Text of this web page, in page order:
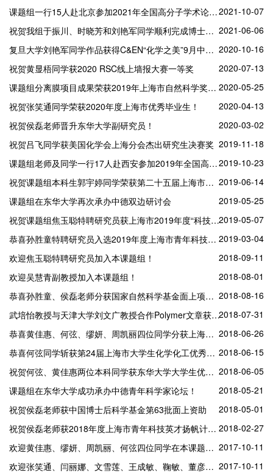
课题组一行15人赴北京参加2021年全国高分子学术论文报告会2021-10-07
祝贺我组于振川、时晓芳和刘艳军同学顺利完成博士学位论文答辩 2021-06-06
复旦大学刘艳军同学作品获得C&EN“化学之美”9月中国区最佳！ 2020-10-16
祝贺黄显梧同学获2020 RSC线上墙报大赛一等奖
2020-07-13
课题组分离膜项目成果荣获2019年上海市自然科学奖二等奖！ 2020-05-25
祝贺张笑通同学荣获2020年度上海市优秀毕业生！
2020-04-13
祝贺侯磊老师晋升东华大学副研究员！
2020-03-02
祝贺吕飞同学获美国化学会上海分会杰出研究生决赛奖 2019-11-18
课题组老师及同学一行17人赴西安参加2019年全国高分子学术论文报告会2019-10-23
祝贺课题组本科生郭宇婷同学荣获第二十五届上海市大学生化学化工优秀论文交流会一等奖！ 2019-06-14
课题组在东华大学再次承办中德双边研讨会
2019-05-25
祝贺课题组焦玉聪特聘研究员获上海市2019年度“科技创新行动计划”自然科学基金探索类项目！2019-05-07
恭喜孙胜童特聘研究员入选2019年度上海市青年科技启明星计划！ 2019-03-04
欢迎焦玉聪特聘研究员加入本课题组！
2018-09-11
欢迎吴慧青副教授加入本课题组！
2018-08-01
恭喜孙胜童、侯磊老师分获国家自然科学基金面上项目、青年项目！ 2018-08-16
武培怡教授与天津大学刘文广教授合作Polymer文章获第十二届冯新德高分子奖2018-07-31
恭喜黄佳惠、何弦、缪妍、周凯丽四位同学分获上海市和东华大学优秀毕业生！ 2018-06-26
恭喜何弦同学斩获第24届上海市大学生化学化工优秀论文交流会一等奖！ 2018-06-15
祝贺何弦、黄佳惠两位本科同学获东华大学大学生优秀毕业设计论文 2018-06-05
课题组在东华大学成功承办中德青年科学家论坛！
2018-05-21
祝贺侯磊老师获中国博士后科学基金第63批面上资助
2018-05-01
祝贺侯磊老师获2018年度上海市青年科技英才扬帆计划资助！ 2018-02-27
欢迎黄佳惠、缪妍、周凯丽、何弦四位同学在本课题组参加本科毕业设计 2017-10-11
欢迎张笑通、闫丽娜、文雪莲、王成敏、鞠敏、董彦、程梦等七位2017级硕士研究生加入本课题组！ 2017-10-11